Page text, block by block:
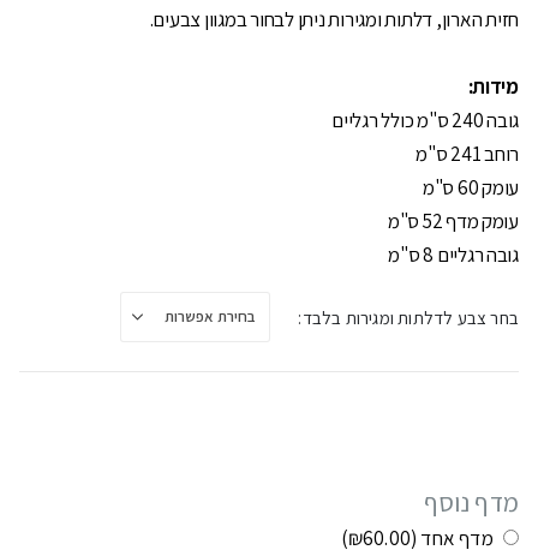
חזית הארון, דלתות ומגירות ניתן לבחור במגוון צבעים.
מידות:
גובה 240 ס"מ כולל רגליים
רוחב 241 ס"מ
עומק 60 ס"מ
עומק מדף 52 ס"מ
גובה רגליים 8 ס"מ
בחר צבע לדלתות ומגירות בלבד
מדף נוסף
(₪60.00)